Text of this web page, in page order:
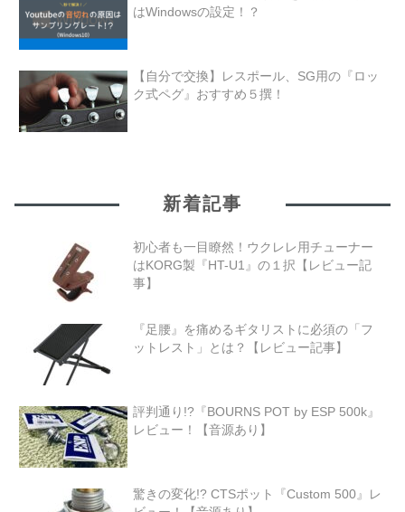
はWindowsの設定！？
【自分で交換】レスポール、SG用の『ロッ
ク式ペグ』おすすめ５撰！
新着記事
初心者も一目瞭然！ウクレレ用チューナー
はKORG製『HT-U1』の１択【レビュー記
事】
『足腰』を痛めるギタリストに必須の「フ
ットレスト」とは？【レビュー記事】
評判通り!?『BOURNS POT by ESP 500k』
レビュー！【音源あり】
驚きの変化!? CTSポット『Custom 500』レ